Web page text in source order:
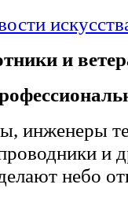
и
инженеры
и
небо